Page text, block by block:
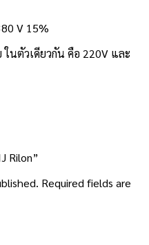
V 15%
นตัวเดียวกัน คือ 220V และ
Rilon”
Required fields are